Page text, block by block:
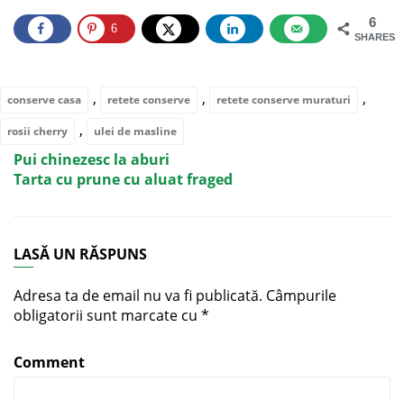
6
SHARES
6
conserve casa , retete conserve , retete conserve muraturi ,
rosii cherry , ulei de masline
Pui chinezesc la aburi
Tarta cu prune cu aluat fraged
LASĂ UN RĂSPUNS
Adresa ta de email nu va fi publicată. Câmpurile
obligatorii sunt marcate cu *
Comment